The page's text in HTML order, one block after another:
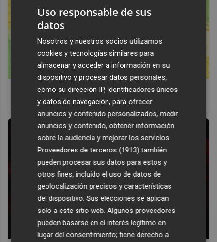
Viaja sin visado
Los pasaportes que más puertas abren ¿está el tuyo?
Uso responsable de sus
datos
Nosotros y nuestros socios utilizamos
cookies y tecnologías similares para
almacenar y acceder a información en su
dispositivo y procesar datos personales,
como su dirección IP, identificadores únicos
y datos de navegación, para ofrecer
anuncios y contenido personalizados, medir
anuncios y contenido, obtener información
sobre la audiencia y mejorar los servicios.
Proveedores de terceros (1913) también
pueden procesar sus datos para estos y
otros fines, incluido el uso de datos de
geolocalización precisos y características
del dispositivo. Sus elecciones se aplican
solo a este sitio web. Algunos proveedores
pueden basarse en el interés legítimo en
lugar del consentimiento; tiene derecho a